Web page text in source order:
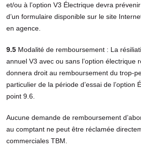
et/ou à l’option V3 Électrique devra
d’un formulaire disponible sur le site
en agence.
9.5 Modalité de remboursement : La
annuel V3 avec ou sans l’option électrique
donnera droit au remboursement du trop-
particulier de la période d’essai de l’option
point 9.6.
Aucune demande de remboursement
au comptant ne peut être réclamée
commerciales TBM.